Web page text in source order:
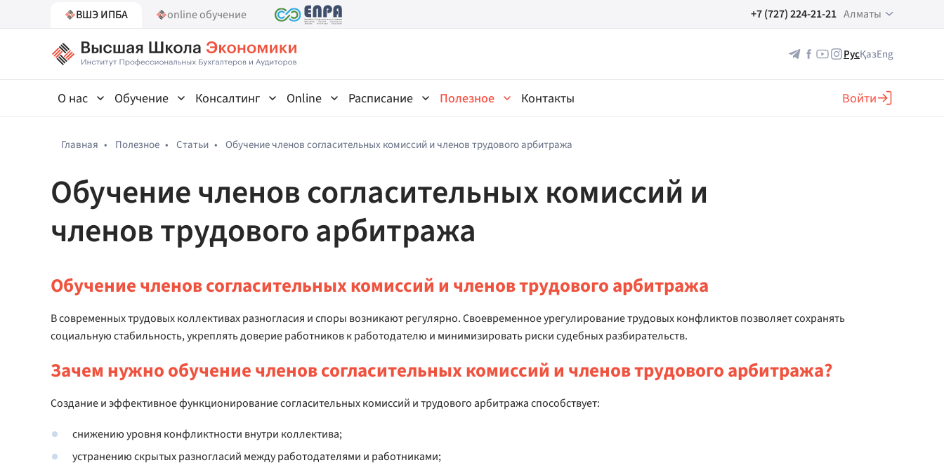
ВШЭ ИПБА online обучение +7 (727) 224-21-21 Алматы
РусҚазEng
О нас Обучение Консалтинг Online Расписание Полезное Контакты Войти
Главная • Полезное • Статьи • Обучение членов согласительных комиссий и членов трудового арбитража
Обучение членов согласительных комиссий и
членов трудового арбитража
Обучение членов согласительных комиссий и членов трудового арбитража
В современных трудовых коллективах разногласия и споры возникают регулярно. Своевременное урегулирование трудовых конфликтов позволяет сохранять
социальную стабильность, укреплять доверие работников к работодателю и минимизировать риски судебных разбирательств.
Зачем нужно обучение членов согласительных комиссий и членов трудового арбитража?
Создание и эффективное функционирование согласительных комиссий и трудового арбитража способствует:
снижению уровня конфликтности внутри коллектива;
устранению скрытых разногласий между работодателями и работниками;